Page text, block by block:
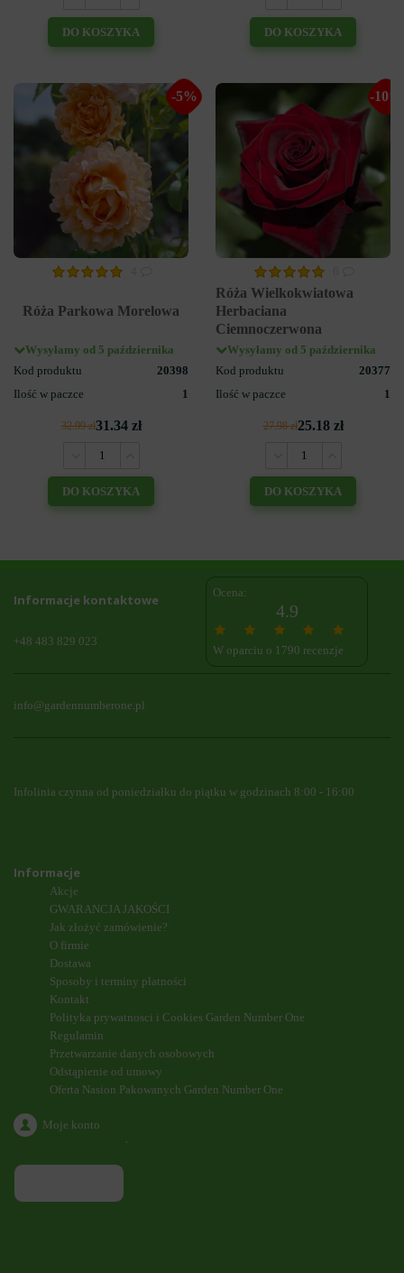
DO KOSZYKA DO KOSZYKA
-5%
Róża Parkowa Morelowa
Wysyłamy od 5 października
Kod produktu
20398
Ilość w paczce
1
32.99 zł31.34 zł
DO KOSZYKA
-10%
Róża Wielkokwiatowa
Herbaciana
Ciemnoczerwona
Wysyłamy od 5 października
Kod produktu
20377
Ilość w paczce
1
27.98 zł25.18 zł
DO KOSZYKA
Informacje kontaktowe
+48 483 829 023
Ocena:
4.9
W oparciu o 1790 recenzje
info@gardennumberone.pl
Infolinia czynna od poniedziałku do piątku w godzinach 8:00 - 16:00
Informacje
Akcje
GWARANCJA JAKOŚCI
Jak złożyć zamówienie?
O firmie
Dostawa
Sposoby i terminy płatności
Kontakt
Polityka prywatnosci i Cookies Garden Number One
Regulamin
Przetwarzanie danych osobowych
Odstąpienie od umowy
Oferta Nasion Pakowanych Garden Number One
Moje konto
`